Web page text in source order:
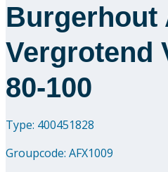
Burgerhout
Vergrotend
80-100
Type: 400451828
Groupcode: AFX1009